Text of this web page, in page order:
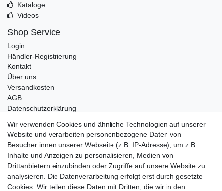
Kataloge
Videos
Shop Service
Login
Händler-Registrierung
Kontakt
Über uns
Versandkosten
AGB
Datenschutzerklärung
Telefonische Beratung und Unterstützung für Händler unter:
+49 2851 5895-0
Montag - Donnerstag: 08.00 - 16.30 Uhr
Freitag: 08.00 - 16.00 Uhr
Wir verwenden Cookies und ähnliche Technologien auf unserer
Website und verarbeiten personenbezogene Daten von
Besucher:innen unserer Webseite (z.B. IP-Adresse), um z.B.
Inhalte und Anzeigen zu personalisieren, Medien von
Drittanbietern einzubinden oder Zugriffe auf unsere Website zu
analysieren. Die Datenverarbeitung erfolgt erst durch gesetzte
Cookies. Wir teilen diese Daten mit Dritten, die wir in den